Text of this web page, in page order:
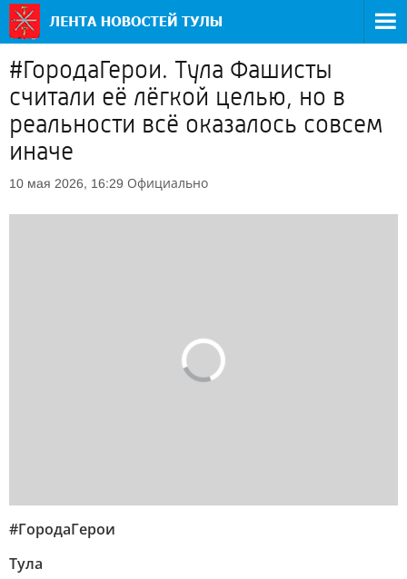
#ГородаГерои. Тула Фашисты
считали её лёгкой целью, но в
реальности всё оказалось совсем
иначе
10 мая 2026, 16:29 Официально
#ГородаГерои
Тула